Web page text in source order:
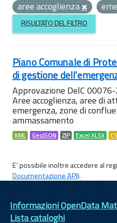
aree accoglienza
RISULTATO DEL FILTRO
Piano Comunale di
di gestione
Approvazione DelC
Aree accoglienza, aree di
emergenza, zone di
ammassamento
KML GeoJSON ZIP Excel XLSX
E' possibile inoltre accedere al
Documentazione API).
Informazioni OpenData
Lista cataloghi